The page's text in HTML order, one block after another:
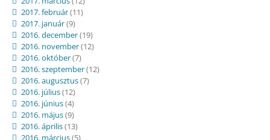
2017. február(11)
2017. január(9)
2016. december(19)
2016. november(12)
2016. október(7)
2016. szeptember(12)
2016. augusztus(7)
2016. július(12)
2016. június(4)
2016. május(9)
2016. április(13)
2016. március(5)